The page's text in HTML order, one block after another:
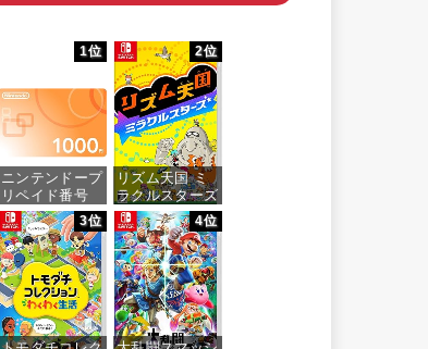
1位
ニンテンドープ
リペイド番号
1000円|オンラ
インコード版
価格：¥1,000
2位
リズム天国 ミ
ラクルスターズ
-Switch
価格：¥5,645
3位 4位